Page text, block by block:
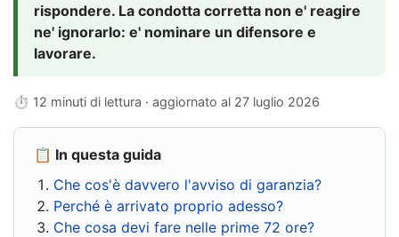
rispondere. La condotta corretta non e' reagire
ne' ignorarlo: e' nominare un difensore e
lavorare.
⏱ 12 minuti di lettura · aggiornato al 27 luglio 2026
📋 In questa guida
Che cos'è davvero l'avviso di garanzia?
Perché è arrivato proprio adesso?
Che cosa devi fare nelle prime 72 ore?